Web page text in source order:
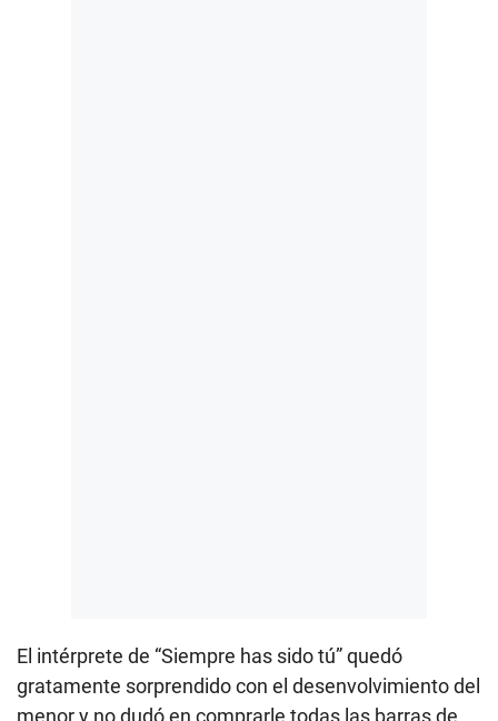
El intérprete de “Siempre has sido tú” quedó
gratamente sorprendido con el desenvolvimiento del
menor y no dudó en comprarle todas las barras de